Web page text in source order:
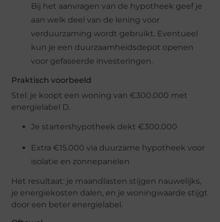
Bij het aanvragen van de hypotheek geef je
aan welk deel van de lening voor
verduurzaming wordt gebruikt. Eventueel
kun je een duurzaamheidsdepot openen
voor gefaseerde investeringen.
Praktisch voorbeeld
Stel: je koopt een woning van €300.000 met
energielabel D.
Je startershypotheek dekt €300.000
Extra €15.000 via duurzame hypotheek voor
isolatie en zonnepanelen
Het resultaat: je maandlasten stijgen nauwelijks,
je energiekosten dalen, en je woningwaarde stijgt
door een beter energielabel.